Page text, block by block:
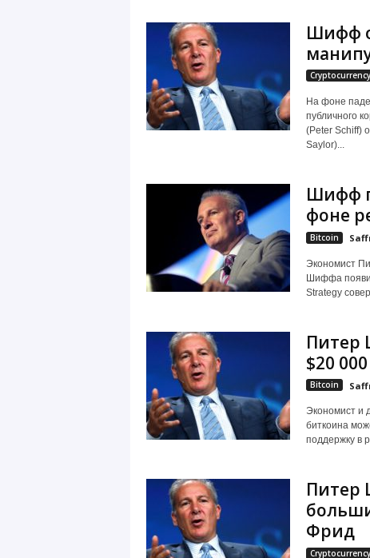
Шифф
Cryptocurrency
На фоне
публичного
(Peter Schiff)
Saylor)...
Шифф
фоне
Bitcoin
Экономист
Шиффа
Strategy
Питер
$20 000
Bitcoin
Экономист и
биткоина
поддержку в
Питер
Фрид
Cryptocurrency